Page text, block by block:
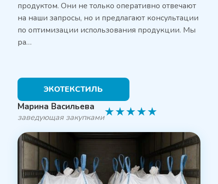
продуктом. Они не только оперативно отвечают
на наши запросы, но и предлагают консультации
по оптимизации использования продукции. Мы
ра…
ЭКОТЕКСТИЛЬ
Марина Васильева
заведующая закупками★★★★★